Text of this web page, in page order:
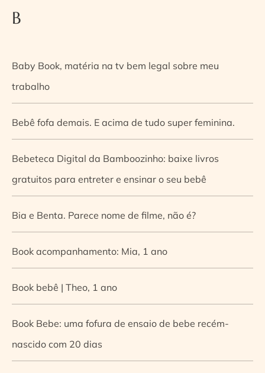
B
Baby Book, matéria na tv bem legal sobre meu
trabalho
Bebê fofa demais. E acima de tudo super feminina.
Bebeteca Digital da Bamboozinho: baixe livros
gratuitos para entreter e ensinar o seu bebê
Bia e Benta. Parece nome de filme, não é?
Book acompanhamento: Mia, 1 ano
Book bebê | Theo, 1 ano
Book Bebe: uma fofura de ensaio de bebe recém-
nascido com 20 dias